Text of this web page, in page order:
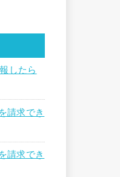
したら
請求でき
請求でき